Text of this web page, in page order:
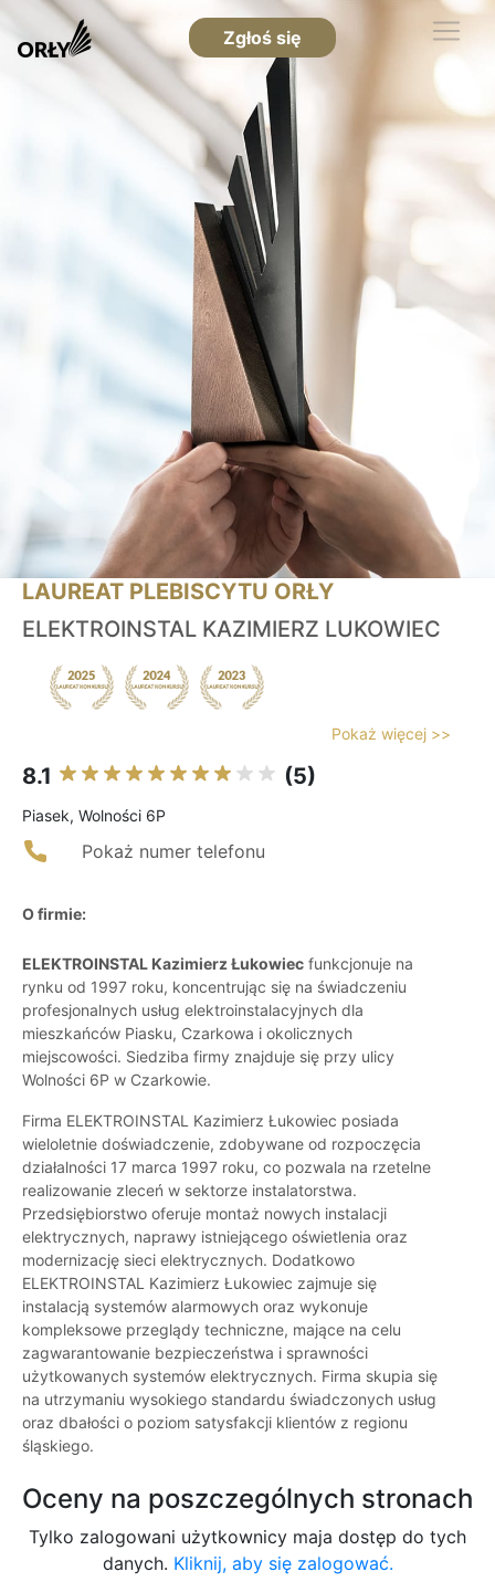
Zgłoś się
LAUREAT PLEBISCYTU ORŁY
ELEKTROINSTAL KAZIMIERZ LUKOWIEC
Pokaż więcej >>
8.1 (5)
Piasek, Wolności 6P
Pokaż numer telefonu
O firmie:
ELEKTROINSTAL Kazimierz Łukowiec funkcjonuje na
rynku od 1997 roku, koncentrując się na świadczeniu
profesjonalnych usług elektroinstalacyjnych dla
mieszkańców Piasku, Czarkowa i okolicznych
miejscowości. Siedziba firmy znajduje się przy ulicy
Wolności 6P w Czarkowie.
Firma ELEKTROINSTAL Kazimierz Łukowiec posiada
wieloletnie doświadczenie, zdobywane od rozpoczęcia
działalności 17 marca 1997 roku, co pozwala na rzetelne
realizowanie zleceń w sektorze instalatorstwa.
Przedsiębiorstwo oferuje montaż nowych instalacji
elektrycznych, naprawy istniejącego oświetlenia oraz
modernizację sieci elektrycznych. Dodatkowo
ELEKTROINSTAL Kazimierz Łukowiec zajmuje się
instalacją systemów alarmowych oraz wykonuje
kompleksowe przeglądy techniczne, mające na celu
zagwarantowanie bezpieczeństwa i sprawności
użytkowanych systemów elektrycznych. Firma skupia się
na utrzymaniu wysokiego standardu świadczonych usług
oraz dbałości o poziom satysfakcji klientów z regionu
śląskiego.
Oceny na poszczególnych stronach
Tylko zalogowani użytkownicy maja dostęp do tych
danych. Kliknij, aby się zalogować.